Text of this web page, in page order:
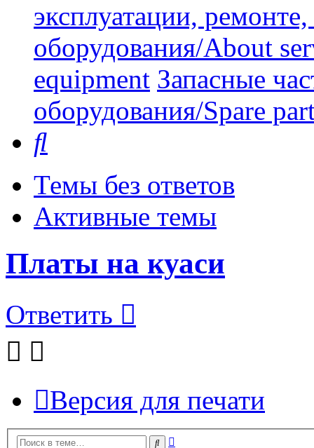
эксплуатации,
оборудования/About
equipment Запасные
оборудования/Spare
Темы без ответов
Активные темы
Платы на куаси
Ответить
Версия для печати
Поиск